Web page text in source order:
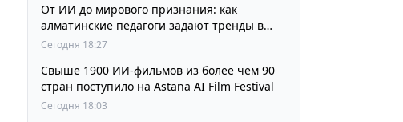
От ИИ до мирового признания: как
алматинские педагоги задают тренды в
изучении языков
Сегодня 18:27
Свыше 1900 ИИ-фильмов из более чем 90
стран поступило на Astana AI Film Festival
Сегодня 18:03